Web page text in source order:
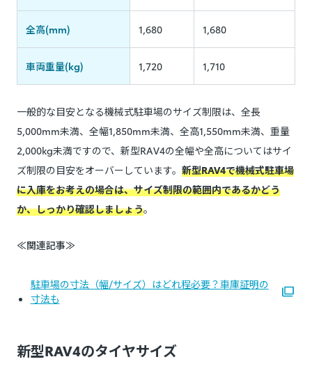
全高(mm) 1,680 1,680
車両重量(kg) 1,720 1,710
一般的な目安となる機械式駐車場のサイズ制限は、全長
5,000mm未満、全幅1,850mm未満、全高1,550mm未満、重量
2,000kg未満ですので、新型RAV4の全幅や全高についてはサイ
ズ制限の目安をオーバーしています。 新型RAV4で機械式駐車場
に入庫をお考えの場合は、サイズ制限の範囲内であるかどう
か、しっかり確認しましょう。
≪関連記事≫
駐車場の寸法（幅/サイズ）はどれ程必要？車庫証明の
寸法も
新型RAV4のタイヤサイズ